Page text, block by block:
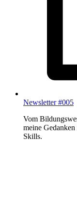
Newsletter #005
Vom
meine
Skills.